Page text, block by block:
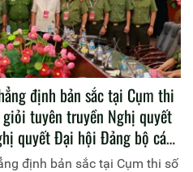
định bản sắc tại Cụm thi
tuyên truyền Nghị quyết
quyết Đại hội Đảng bộ các
Đảng bộ Công an Trung
định bản sắc tại Cụm thi số